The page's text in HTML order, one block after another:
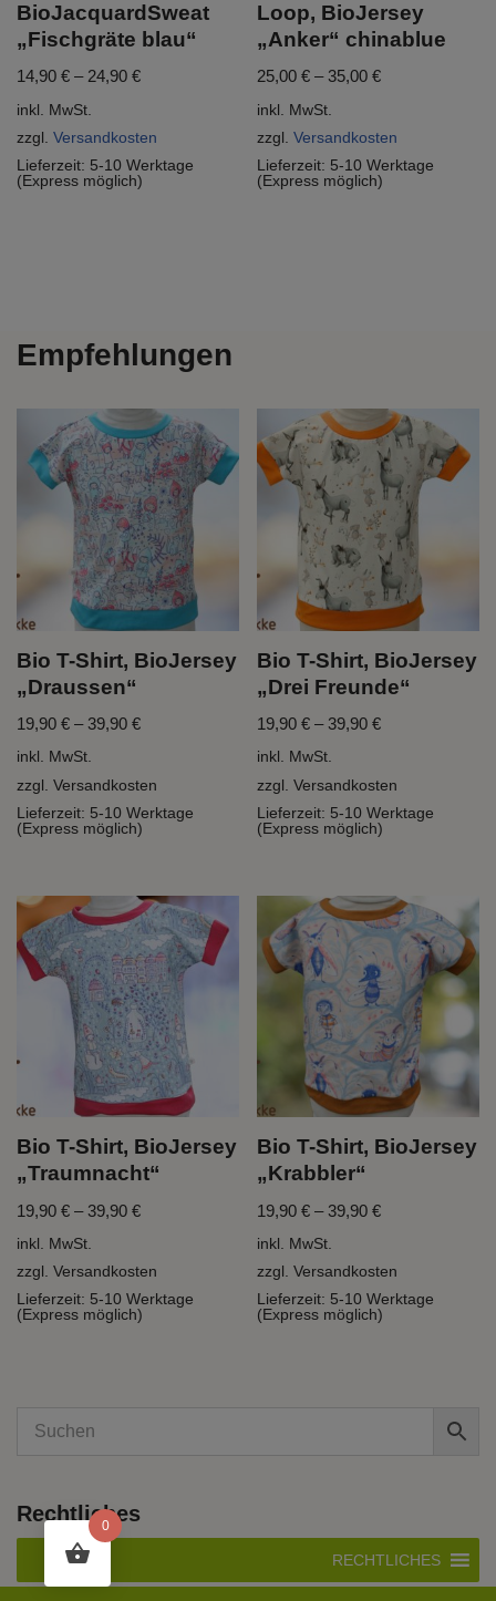
BioJacquardSweat
„Fischgräte blau“
14,90 € –24,90 €
inkl. MwSt.
zzgl. Versandkosten
Lieferzeit: 5-10 Werktage
(Express möglich)
Loop, BioJersey
„Anker“ chinablue
25,00€ –35,00€
inkl. MwSt.
zzgl.Versandkosten
Lieferzeit: 5-10 Werktage
(Express möglich)
Empfehlungen
Bio T-Shirt, BioJersey
„Draussen“
19,90 € –39,90 €
inkl. MwSt.
zzgl. Versandkosten
Lieferzeit: 5-10 Werktage
(Express möglich)
Bio T-Shirt, BioJersey
„Drei Freunde“
19,90€ –39,90€
inkl. MwSt.
zzgl.Versandkosten
Lieferzeit: 5-10 Werktage
(Express möglich)
Bio T-Shirt, BioJersey
„Traumnacht“
19,90 € –39,90 €
inkl. MwSt.
zzgl. Versandkosten
Lieferzeit: 5-10 Werktage
(Express möglich)
Bio T-Shirt, BioJersey
„Krabbler“
19,90€ –39,90€
inkl. MwSt.
zzgl.Versandkosten
Lieferzeit: 5-10 Werktage
(Express möglich)
Rechtliches
RECHTLICHES
0